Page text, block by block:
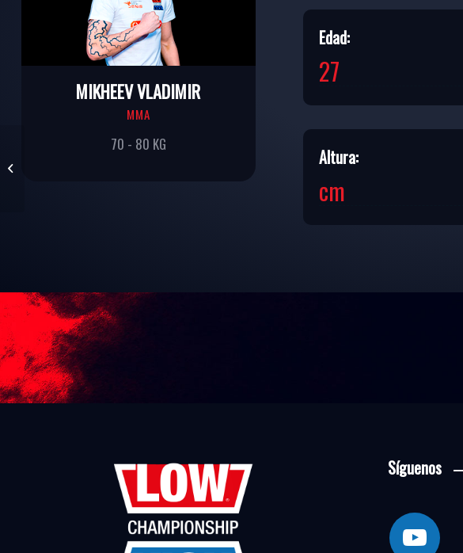
Edad:
27
Altura:
cm
MIKHEEV VLADIMIR
MMA
70 - 80 KG
Síguenos